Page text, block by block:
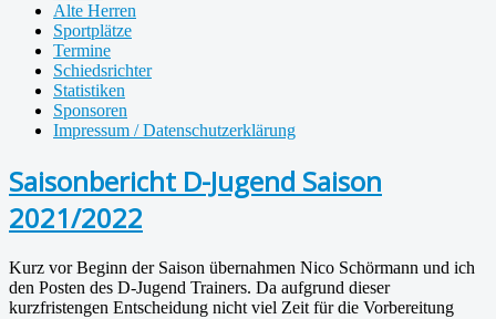
Alte Herren
Sportplätze
Termine
Schiedsrichter
Statistiken
Sponsoren
Impressum / Datenschutzerklärung
Saisonbericht D-Jugend Saison
2021/2022
Kurz vor Beginn der Saison übernahmen Nico Schörmann und ich
den Posten des D-Jugend Trainers. Da aufgrund dieser
kurzfristengen Entscheidung nicht viel Zeit für die Vorbereitung